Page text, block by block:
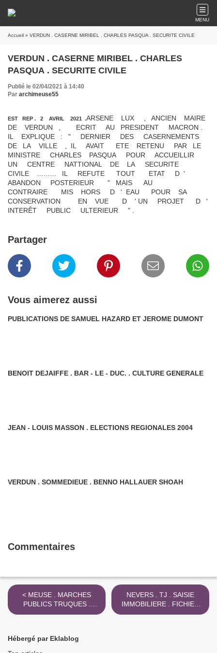
MENU
Accueil » VERDUN . CASERNE MIRIBEL . CHARLES PASQUA . SECURITE CIVILE
VERDUN . CASERNE MIRIBEL . CHARLES
PASQUA . SECURITE CIVILE
Publié le 02/04/2021 à 14:40
Par archimeuse55
EST REP . 2 AVRIL 2021 .ARSENE LUX , ANCIEN MAIRE
DE VERDUN , ECRIT AU PRESIDENT MACRON .
IL EXPLIQUE : " DERNIER DES CASERNEMENTS
DE LA VILLE , IL AVAIT ETE RETENU PAR LE
MINISTRE CHARLES PASQUA POUR ACCUEILLIR
UN CENTRE NATTIONAL DE LA SECURITE
CIVILE …..…. IL REFUTE TOUT ETAT D '
ABANDON POSTERIEUR " MAIS AU
CONTRAIRE MIS HORS D ' EAU POUR SA
CONSERVATION EN VUE D ' UN PROJET D '
INTERÊT PUBLIC ULTERIEUR " .
Partager
Vous aimerez aussi
PUBLICATIONS DE SAMUEL HAZARD ET JEROME DUMONT
BENOIT DEJAIFFE . BAR - LE - DUC. . CULTURE GENERALE
JEAN - LOUIS MASSON . ELECTIONS REGIONALES 2004
VERDUN . SOMMEDIEUE . BENNO HALLAUER SHOAH
Commentaires
< MEUSE . MARCHES
PUBLICS TRUQUES .
SENATEUR REMI
NEVERS . TJ . SAISIE
IMMOBILIERE . FICHIER
PUBLICITE FONCIERE >
Hébergé par Eklablog